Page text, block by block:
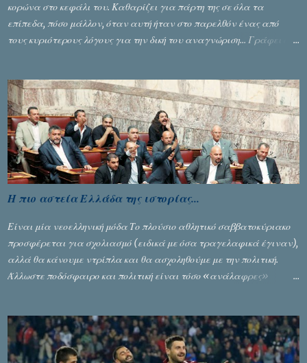
κορώνα στο κεφάλι του. Καθαρίζει για πάρτη της σε όλα τα
επίπεδα, πόσο μάλλον, όταν αυτή ήταν στο παρελθόν ένας από
τους κυριότερους λόγους για την δική του αναγνώριση... Γράφει ο
Η πιο αστεία Ελλάδα της ιστορίας...
Είναι μία νεοελληνική μόδα Το πλούσιο αθλητικό σαββατοκύριακο
προσφέρεται για σχολιασμό (ειδικά με όσα τραγελαφικά έγιναν),
αλλά θα κάνουμε ντρίπλα και θα ασχοληθούμε με την πολιτική.
Άλλωστε ποδόσφαιρο και πολιτική είναι τόσο «ανάλαφρες»